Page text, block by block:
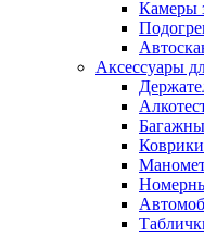
Камеры
Аксессуары